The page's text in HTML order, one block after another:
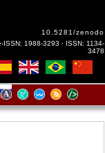
10.5281/zenodo
ISSN: 1988-3293 · ISSN: 1134-
3478